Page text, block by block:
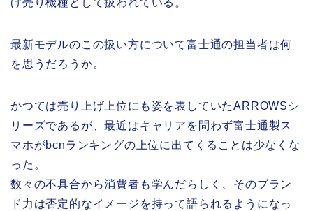
げ売り機種として扱われている。
最新モデルのこの扱い方について富士通の担当者は何
を思うだろうか。
かつては売り上げ上位にも姿を表していたARROWSシ
リーズであるが、最近はキャリアを問わず富士通製ス
マホがbcnランキングの上位に出てくることは少なくな
った。
数々の不具合から消費者も学んだらしく、そのブラン
ド力は否定的なイメージを持って語られるようになっ